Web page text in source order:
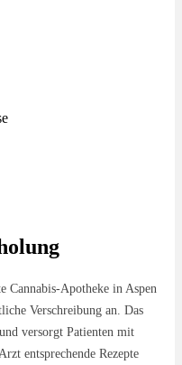
Cannabis-Apotheke in Aspen
Verschreibung an. Das
versorgt Patienten mit
entsprechende Rezepte